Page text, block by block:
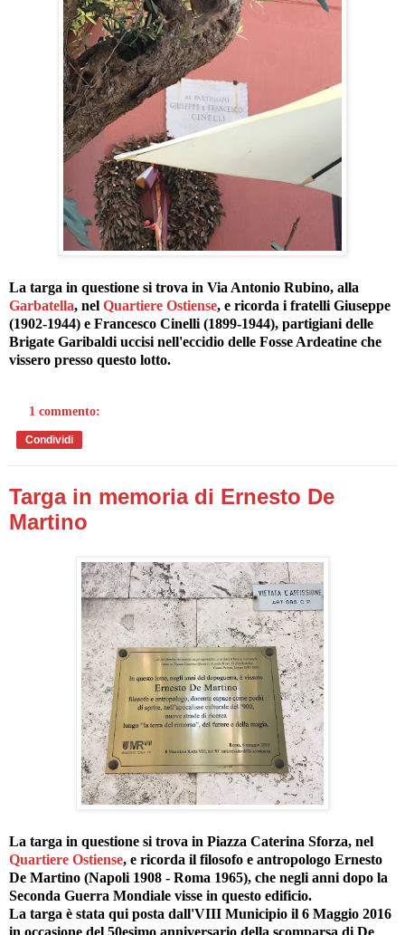
La targa in questione si trova in Via Antonio Rubino, alla
Garbatella, nel Quartiere Ostiense, e ricorda i fratelli Giuseppe
(1902-1944) e Francesco Cinelli (1899-1944), partigiani delle
Brigate Garibaldi uccisi nell'eccidio delle Fosse Ardeatine che
vissero presso questo lotto.
1 commento:
Condividi
Targa in memoria di Ernesto De
Martino
La targa in questione si trova in Piazza Caterina Sforza, nel
Quartiere Ostiense, e ricorda il filosofo e antropologo Ernesto
De Martino (Napoli 1908 - Roma 1965), che negli anni dopo la
Seconda Guerra Mondiale visse in questo edificio.
La targa è stata qui posta dall'VIII Municipio il 6 Maggio 2016
in occasione del 50esimo anniversario della scomparsa di De